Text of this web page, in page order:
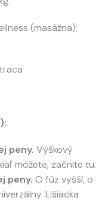
(masážna);
peny. Výškový
môžete, začnite tu.
peny. O fúz vyšší, o
Lišiacka